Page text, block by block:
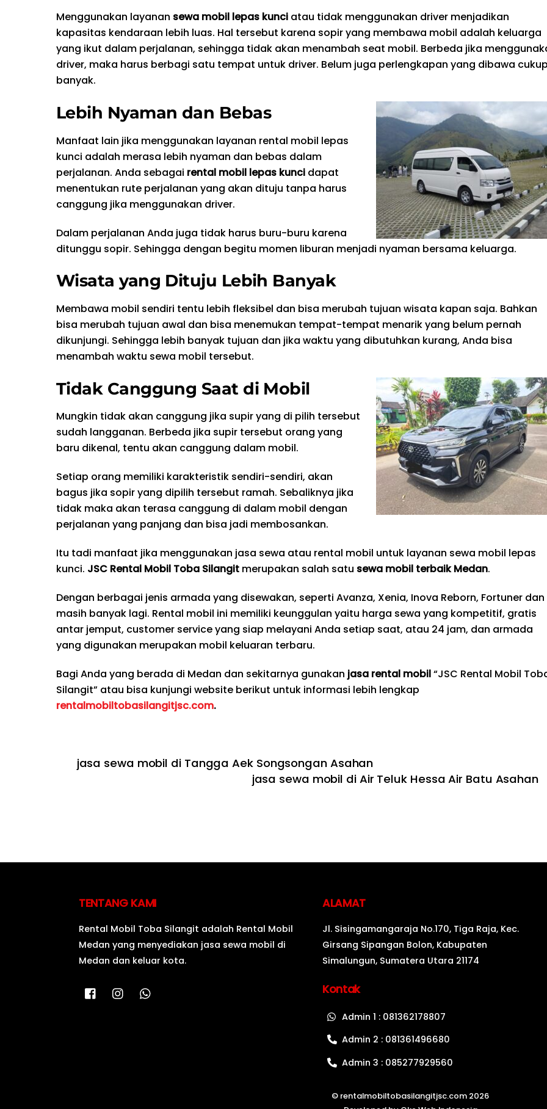
Menggunakan layanan sewa mobil lepas kunci atau tidak menggunakan driver menjadikan
kapasitas kendaraan lebih luas. Hal tersebut karena sopir yang membawa mobil adalah keluarga
yang ikut dalam perjalanan, sehingga tidak akan menambah seat mobil. Berbeda jika
driver, maka harus berbagi satu tempat untuk driver. Belum juga perlengkapan yang dibawa
banyak.
Lebih Nyaman dan Bebas
Manfaat lain jika menggunakan layanan rental mobil lepas
kunci adalah merasa lebih nyaman dan bebas dalam
perjalanan. Anda sebagai rental mobil lepas kunci dapat
menentukan rute perjalanan yang akan dituju tanpa harus
canggung jika menggunakan driver.
Dalam perjalanan Anda juga tidak harus buru-buru karena
ditunggu sopir. Sehingga dengan begitu momen liburan menjadi nyaman bersama keluarga.
Wisata yang Dituju Lebih Banyak
Membawa mobil sendiri tentu lebih fleksibel dan bisa merubah tujuan wisata kapan saja. Bahkan
bisa merubah tujuan awal dan bisa menemukan tempat-tempat menarik yang belum pernah
dikunjungi. Sehingga lebih banyak tujuan dan jika waktu yang dibutuhkan kurang, Anda bisa
menambah waktu sewa mobil tersebut.
Tidak Canggung Saat di Mobil
Mungkin tidak akan canggung jika supir yang di pilih tersebut
sudah langganan. Berbeda jika supir tersebut orang yang
baru dikenal, tentu akan canggung dalam mobil.
Setiap orang memiliki karakteristik sendiri-sendiri, akan
bagus jika sopir yang dipilih tersebut ramah. Sebaliknya jika
tidak maka akan terasa canggung di dalam mobil dengan
perjalanan yang panjang dan bisa jadi membosankan.
Itu tadi manfaat jika menggunakan jasa sewa atau rental mobil untuk layanan sewa mobil lepas
kunci. JSC Rental Mobil Toba Silangit merupakan salah satu sewa mobil terbaik Medan.
Dengan berbagai jenis armada yang disewakan, seperti Avanza, Xenia, Inova Reborn, Fortuner dan
masih banyak lagi. Rental mobil ini memiliki keunggulan yaitu harga sewa yang kompetitif, gratis
antar jemput, customer service yang siap melayani Anda setiap saat, atau 24 jam, dan armada
yang digunakan merupakan mobil keluaran terbaru.
Bagi Anda yang berada di Medan dan sekitarnya gunakan jasa rental mobil“JSC Rental Mobil
Silangit” atau bisa kunjungi website berikut untuk informasi lebih lengkap
rentalmobiltobasilangitjsc.com.
jasa sewa mobil di Tangga Aek Songsongan Asahan
jasa sewa mobil di Air Teluk Hessa Air Batu Asahan
TENTANG KAMI
Rental Mobil Toba Silangit adalah Rental Mobil
Medan yang menyediakan jasa sewa mobil di
Medan dan keluar kota.
ALAMAT
Jl. Sisingamangaraja No.170, Tiga Raja, Kec.
Girsang Sipangan Bolon, Kabupaten
Simalungun, Sumatera Utara 21174
Kontak
Admin 1 : 081362178807
Admin 2 : 081361496680
Admin 3 : 085277929560
© rentalmobiltobasilangitjsc.com 2026